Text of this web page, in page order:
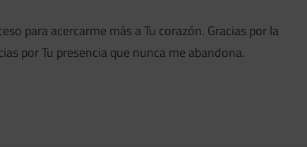
para acercarme más a Tu corazón. Gracias por la
por Tu presencia que nunca me abandona.